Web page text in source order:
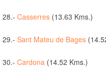
28.- Casserres (13.63 Kms.)
29.- Sant Mateu de Bages
30.- Cardona (14.52 Kms.)